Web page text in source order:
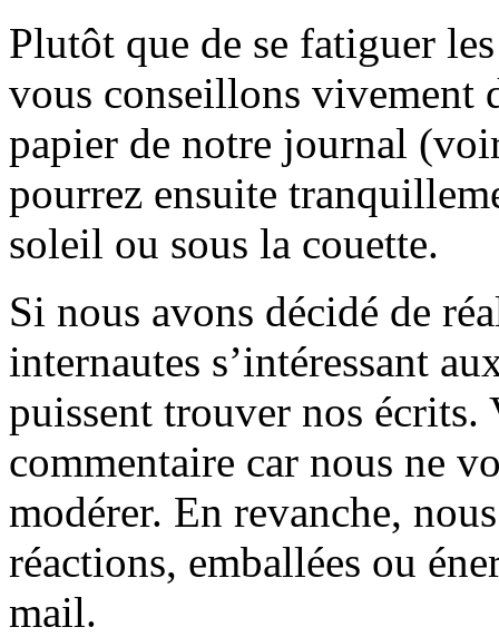
Plutôt que de se fatiguer
vous conseillons vivement
papier de notre journal
pourrez ensuite
soleil ou sous la couette.
Si nous avons décidé de
internautes s’intéressant
puissent trouver nos écrits.
commentaire car nous ne
modérer. En revanche,
réactions, emballées ou
mail.